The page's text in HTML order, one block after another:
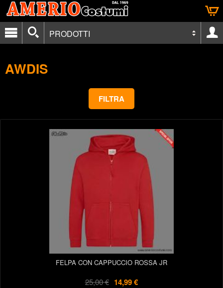
PRODOTTI
AWDIS
FILTRA
FELPA CON CAPPUCCIO ROSSA JR
25,00 € 14,99 €